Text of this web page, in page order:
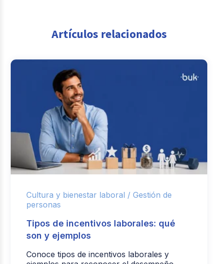
Artículos relacionados
Cultura y bienestar laboral / Gestión de
personas
Tipos de incentivos laborales: qué
son y ejemplos
Conoce tipos de incentivos laborales y